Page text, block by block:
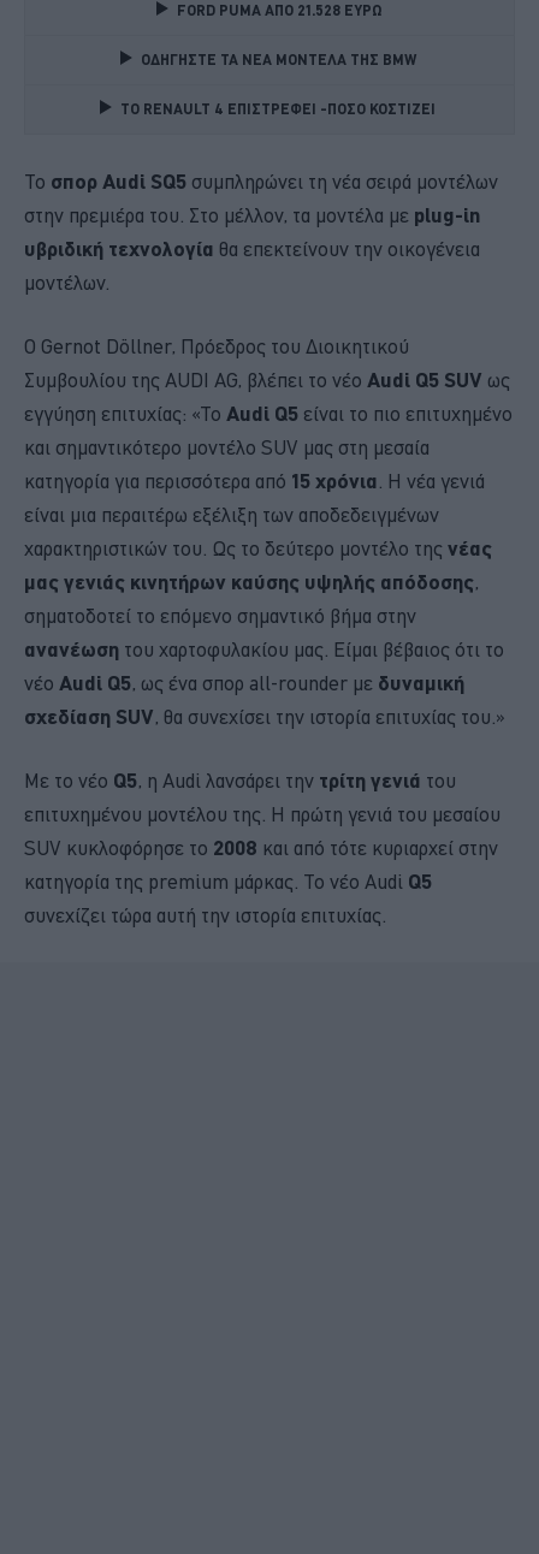
FORD PUMA ΑΠΟ 21.528 ΕΥΡΩ
ΟΔΗΓΗΣΤΕ ΤΑ ΝΕΑ ΜΟΝΤΕΛΑ ΤΗΣ BMW
TO RENAULT 4 ΕΠΙΣΤΡΕΦΕΙ -ΠΟΣΟ ΚΟΣΤΙΖΕΙ
Το σπορ Audi SQ5 συμπληρώνει τη νέα σειρά μοντέλων
στην πρεμιέρα του. Στο μέλλον, τα μοντέλα με plug-in
υβριδική τεχνολογία θα επεκτείνουν την οικογένεια
μοντέλων.
Ο Gernot Döllner, Πρόεδρος του Διοικητικού
Συμβουλίου της AUDI AG, βλέπει το νέο Audi Q5 SUV ως
εγγύηση επιτυχίας: «Το Audi Q5 είναι το πιο επιτυχημένο
και σημαντικότερο μοντέλο SUV μας στη μεσαία
κατηγορία για περισσότερα από 15 χρόνια . Η νέα γενιά
είναι μια περαιτέρω εξέλιξη των αποδεδειγμένων
χαρακτηριστικών του. Ως το δεύτερο μοντέλο της νέας
μας γενιάς κινητήρων καύσης υψηλής απόδοσης,
σηματοδοτεί το επόμενο σημαντικό βήμα στην
ανανέωση του χαρτοφυλακίου μας. Είμαι βέβαιος ότι το
νέο Audi Q5, ως ένα σπορ all-rounder με δυναμική
σχεδίαση SUV, θα συνεχίσει την ιστορία επιτυχίας του.»
Με το νέο Q5, η Audi λανσάρει την τρίτη γενιά του
επιτυχημένου μοντέλου της. Η πρώτη γενιά του μεσαίου
SUV κυκλοφόρησε το 2008 και από τότε κυριαρχεί στην
κατηγορία της premium μάρκας. Το νέο Audi Q5
συνεχίζει τώρα αυτή την ιστορία επιτυχίας.